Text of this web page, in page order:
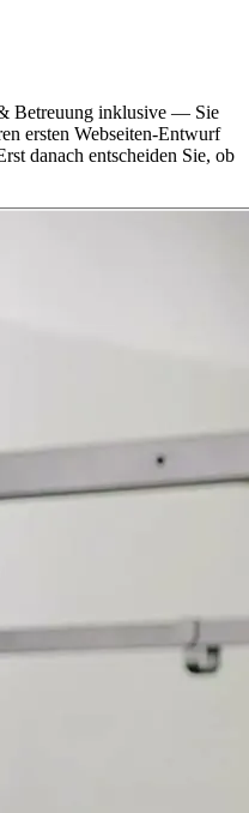
Betreuung inklusive — Sie
ersten Webseiten-Entwurf
danach entscheiden Sie, ob